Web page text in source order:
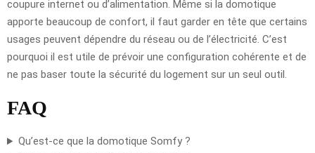
coupure internet ou d’alimentation. Même si la domotique
apporte beaucoup de confort, il faut garder en tête que certains
usages peuvent dépendre du réseau ou de l’électricité. C’est
pourquoi il est utile de prévoir une configuration cohérente et de
ne pas baser toute la sécurité du logement sur un seul outil.
FAQ
Qu’est-ce que la domotique Somfy ?